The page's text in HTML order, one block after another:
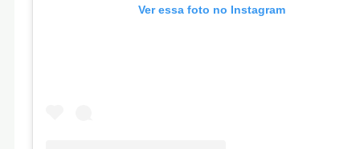
Ver essa foto no Instagram